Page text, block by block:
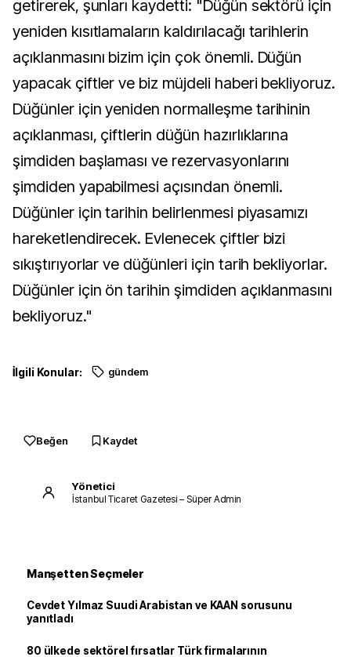
getirerek, şunları kaydetti: "Düğün sektörü için
yeniden kısıtlamaların kaldırılacağı tarihlerin
açıklanmasını bizim için çok önemli. Düğün
yapacak çiftler ve biz müjdeli haberi bekliyoruz.
Düğünler için yeniden normalleşme tarihinin
açıklanması, çiftlerin düğün hazırlıklarına
şimdiden başlaması ve rezervasyonlarını
şimdiden yapabilmesi açısından önemli.
Düğünler için tarihin belirlenmesi piyasamızı
hareketlendirecek. Evlenecek çiftler bizi
sıkıştırıyorlar ve düğünleri için tarih bekliyorlar.
Düğünler için ön tarihin şimdiden açıklanmasını
bekliyoruz."
İlgili Konular: gündem
Beğen Kaydet
Yönetici
İstanbul Ticaret Gazetesi – Süper Admin
Manşetten Seçmeler
Cevdet Yılmaz Suudi Arabistan ve KAAN sorusunu
yanıtladı
80 ülkede sektörel fırsatlar Türk firmalarının